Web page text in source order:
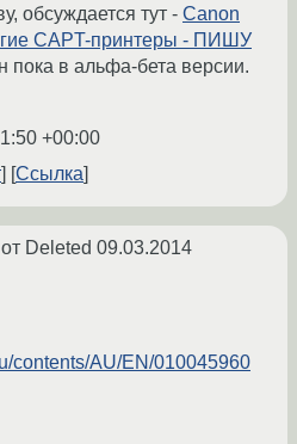
обсуждается тут - Canon
CAPT-принтеры - ПИШУ
пока в альфа-бета версии.
+00:00
Ссылка
от Deleted 09.03.2014
contents/AU/EN/010045960